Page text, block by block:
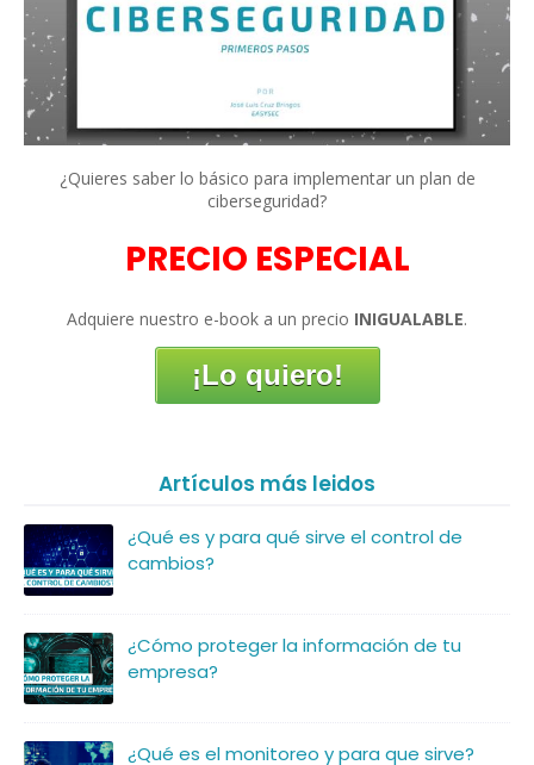
¿Quieres saber lo básico para implementar un plan de
ciberseguridad?
PRECIO ESPECIAL
Adquiere nuestro e-book a un precio INIGUALABLE.
¡Lo quiero!
Artículos más leidos
¿Qué es y para qué sirve el control de
cambios?
¿Cómo proteger la información de tu
empresa?
¿Qué es el monitoreo y para que sirve?